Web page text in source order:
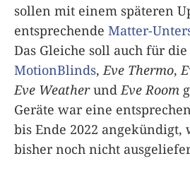
sollen mit einem späteren
entsprechende Matter-
Das Gleiche soll auch für
MotionBlinds, Eve Thermo,
Eve Weatherund Eve Room
Geräte war eine
bis Ende 2022
bisher noch nicht